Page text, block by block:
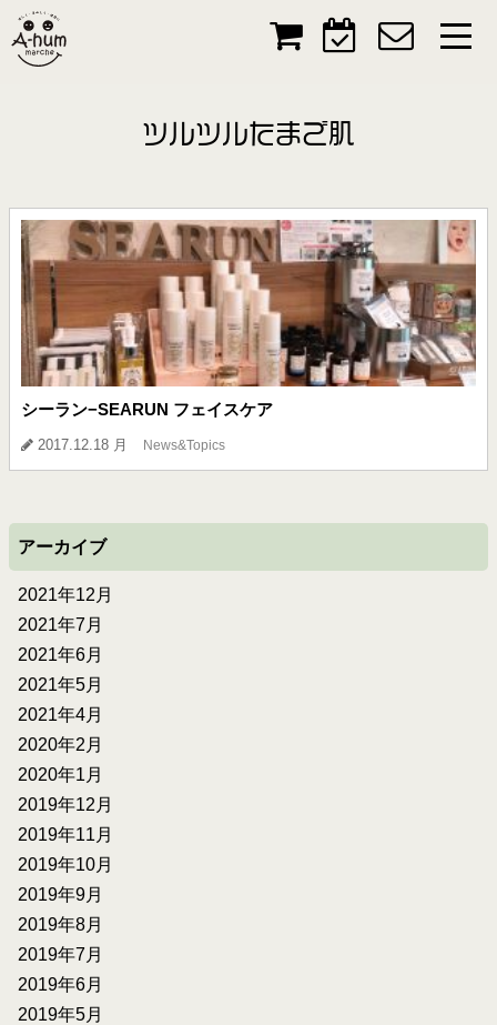
ツルツルたまご肌
シーラン−SEARUN フェイスケア
2017.12.18 月 News&Topics
アーカイブ
2021年12月
2021年7月
2021年6月
2021年5月
2021年4月
2020年2月
2020年1月
2019年12月
2019年11月
2019年10月
2019年9月
2019年8月
2019年7月
2019年6月
2019年5月